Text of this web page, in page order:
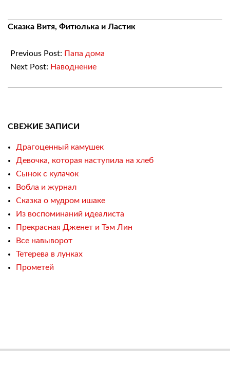
2018-
15
Сказка Витя, Фитюлька и Ластик
Previous Post: Папа дома
Next Post: Наводнение
СВЕЖИЕ ЗАПИСИ
Драгоценный камушек
Девочка, которая наступила на хлеб
Сынок с кулачок
Вобла и журнал
Сказка о мудром ишаке
Из воспоминаний идеалиста
Прекрасная Дженет и Тэм Лин
Все навыворот
Тетерева в лунках
Прометей